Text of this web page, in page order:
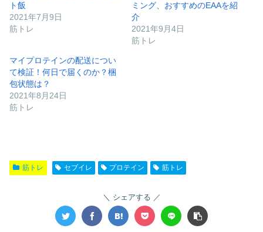
ト飯
2021年7月9日
筋トレ
ミング、おすすめのEAAを紹
介
2021年9月4日
筋トレ
マイプロテインの配送につい
て検証！何日で届くのか？梱
包状態は？
2021年8月24日
筋トレ
筋トレ セブイレ プロテイン 筋トレ
シェアする